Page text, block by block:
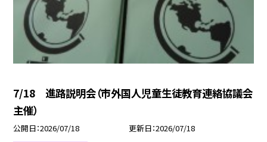
7/18 進路説明会（市外国人児童生徒教育連絡協議会
主催）
公開日 2026/07/18 更新日 2026/07/18